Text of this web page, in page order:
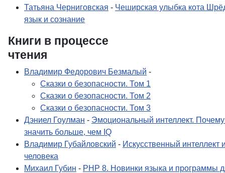
Татьяна Черниговская - Чеширская улыбка кота
язык и сознание
Книги в процессе
Владимир Федорович Безмалый -
Сказки о безопасности. Том 1
Сказки о безопасности. Том 2
Сказки о безопасности. Том 3
Дэниел Гоулман - Эмоциональный интеллект.
значить больше, чем IQ
Владимир Губайловский - Искусственный интеллект
человека
Михаил Губин - PHP 8. Новинки языка и программы